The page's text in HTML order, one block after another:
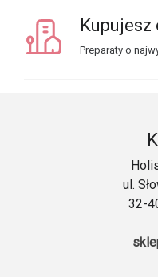
Preparaty o
ul.
32-